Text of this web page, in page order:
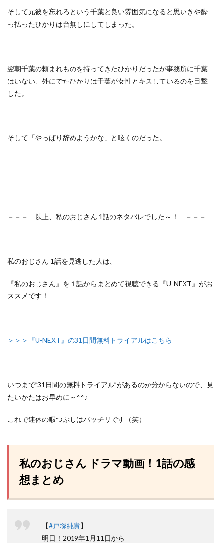
そして元彼を忘れろという千葉と良い雰囲気になると思いきや酔
っ払ったひかりは台無しにしてしまった。
翌朝千葉の頼まれものを持ってきたひかりだったが事務所に千葉
はいない。外にでたひかりは千葉が女性とキスしているのを目撃
した。
そして「やっぱり辞めようかな」と呟くのだった。
－－－ 以上、私のおじさん 1話のネタバレでした～！ －－－
私のおじさん 1話を見逃した人は、
『私のおじさん』を１話からまとめて視聴できる『U-NEXT』がお
ススメです！
＞＞＞『U-NEXT』の31日間無料トライアルはこちら
いつまで”31日間の無料トライアル”があるのか分からないので、
見
たいかたはお早めに～^^♪
これで連休の暇つぶしはバッチリです（笑）
私のおじさん ドラマ動画！1話の感
想まとめ
【#戸塚純貴】
明日！2019年1月11日から